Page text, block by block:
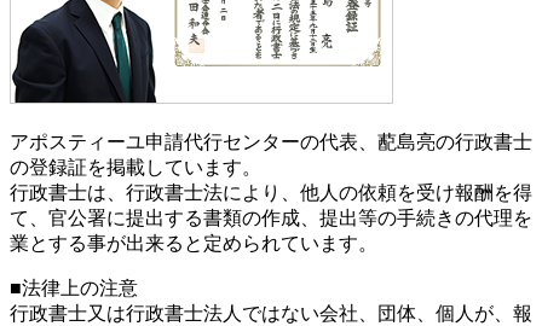
アポスティーユ申請代行センターの代表、蓜島亮の行政書士
の登録証を掲載しています。
行政書士は、行政書士法により、他人の依頼を受け報酬を得
て、官公署に提出する書類の作成、提出等の手続きの代理を
業とする事が出来ると定められています。
■法律上の注意
行政書士又は行政書士法人ではない会社、団体、個人が、報